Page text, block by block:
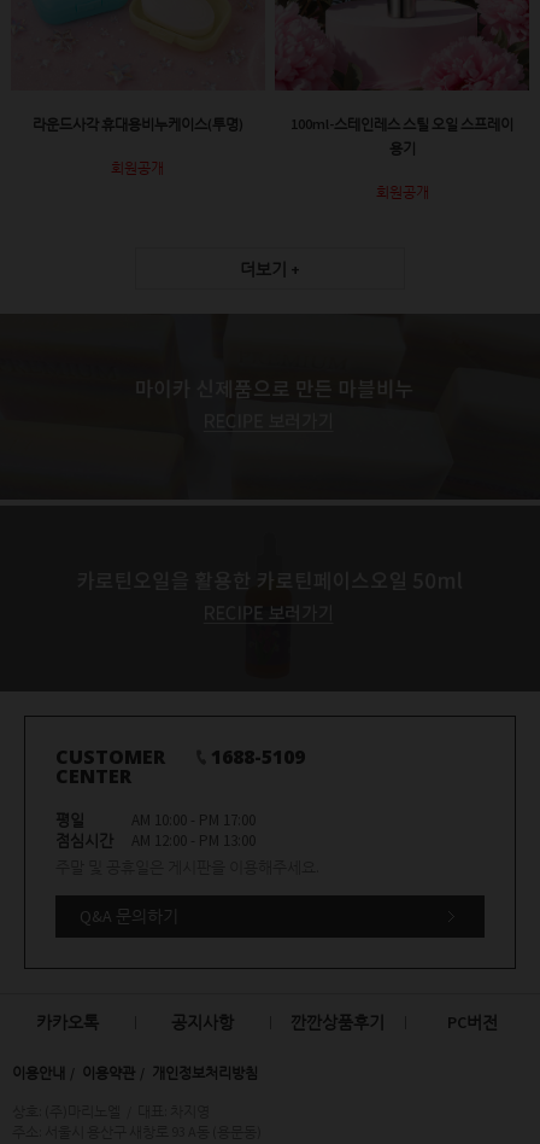
라운드사각 휴대용비누케이스(투명)
회원공개
100ml-스테인레스 스틸 오일 스프레이
용기
회원공개
더보기 +
CUSTOMER
CENTER
1688-5109
평일
AM 10:00 - PM 17:00
점심시간
AM 12:00 - PM 13:00
Q&A 문의하기
카카오톡 공지사항 깐깐상품후기 PC버전
이용안내 이용약관 개인정보처리방침